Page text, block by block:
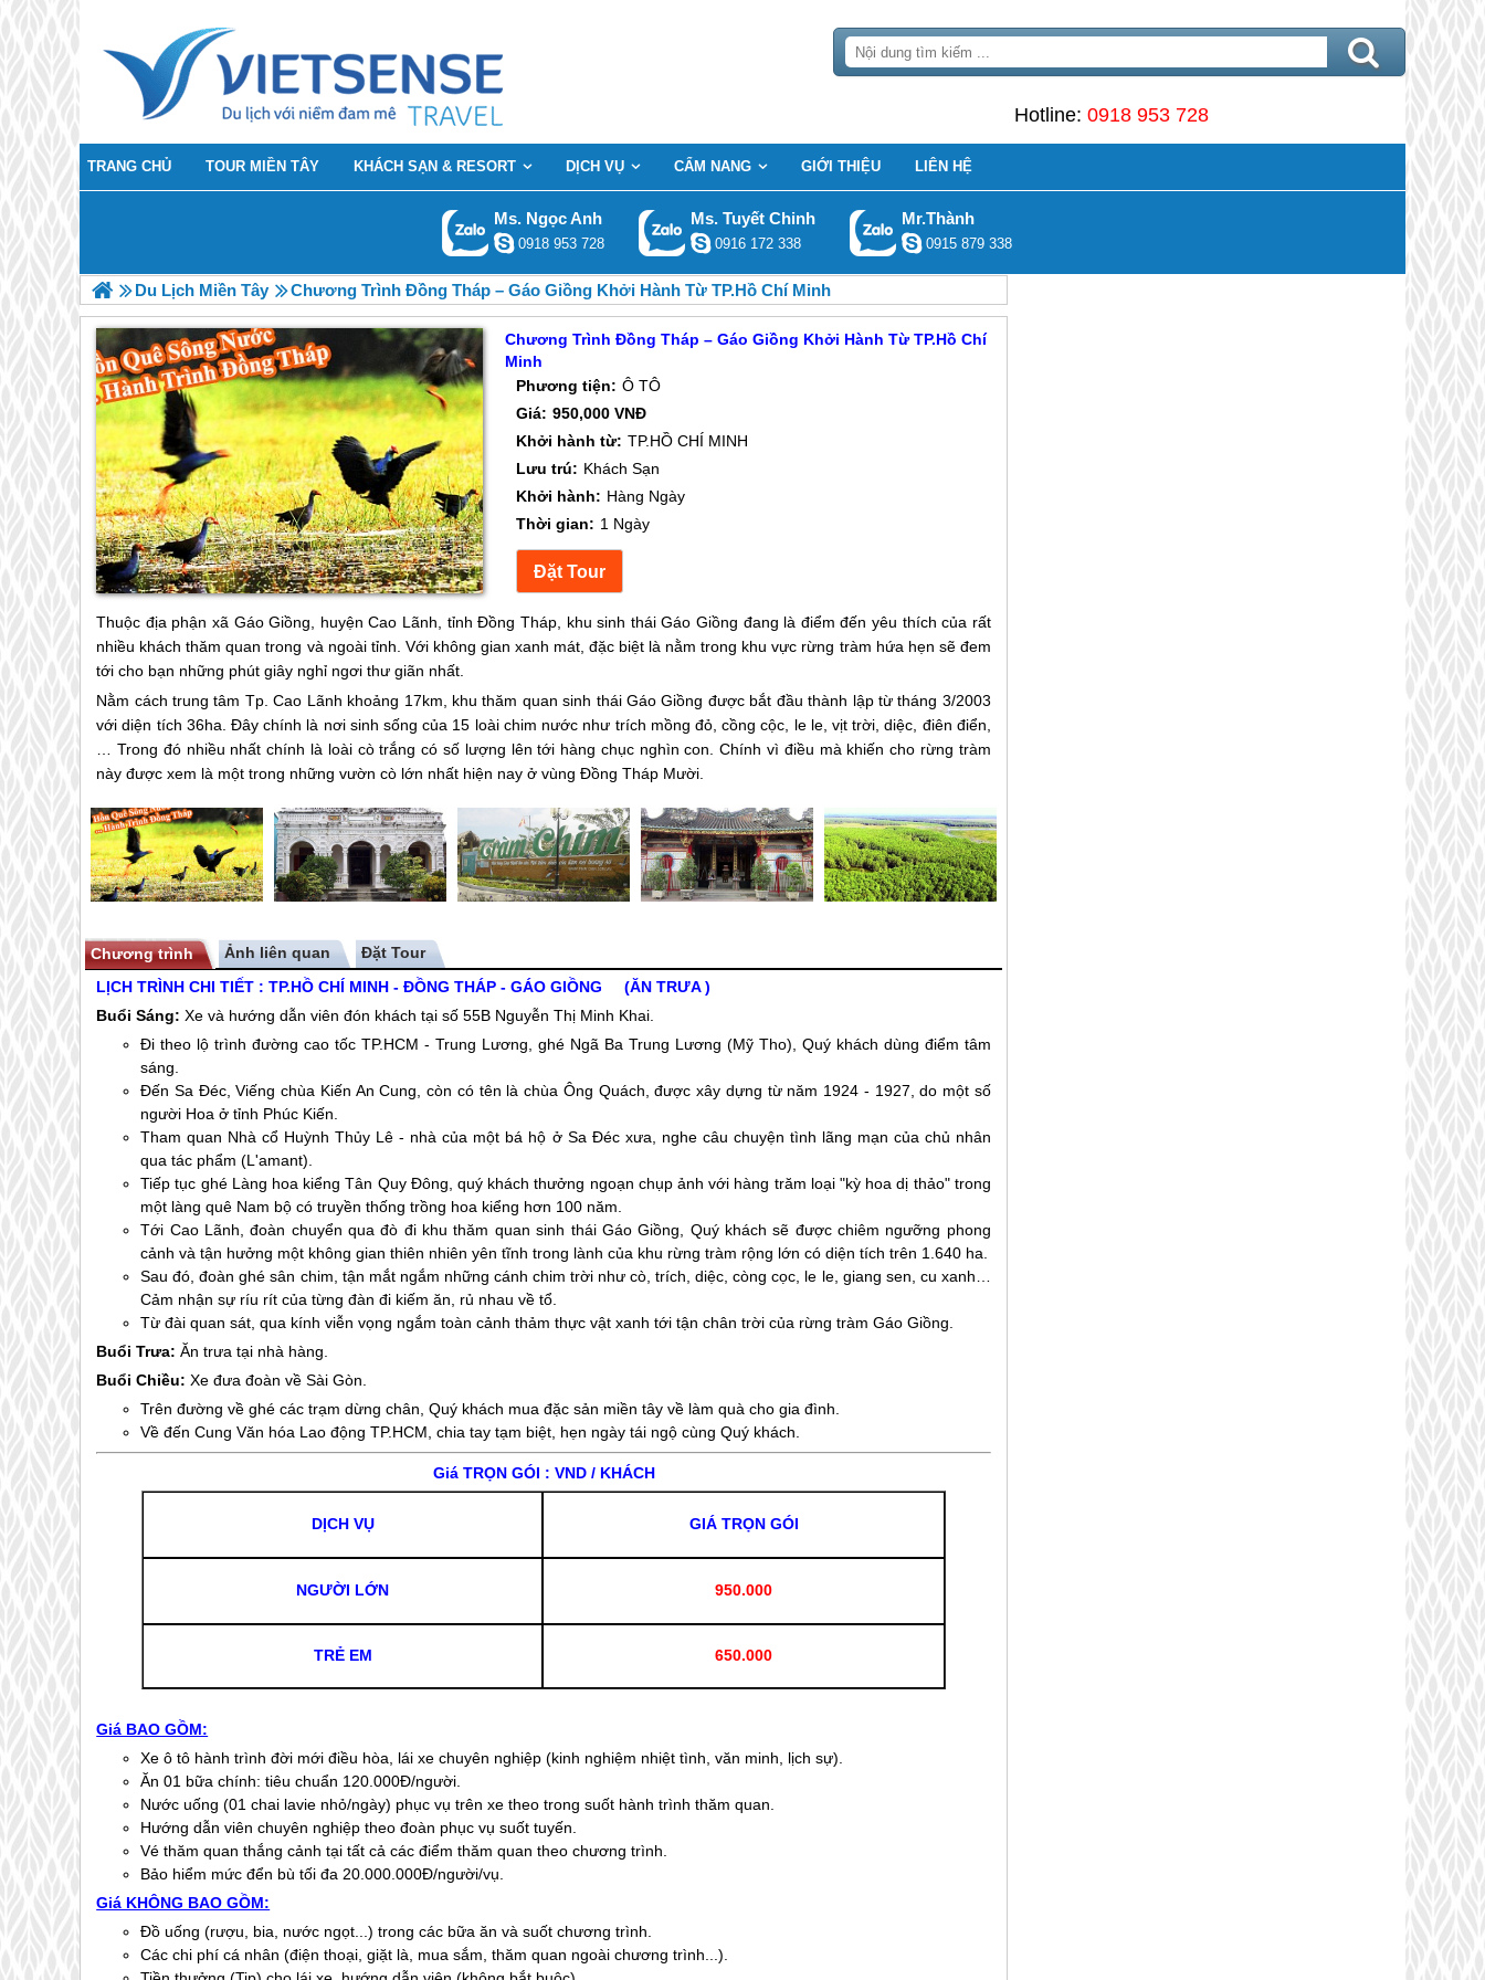
Hotline: 0918 953 728
TRANG CHỦ TOUR MIỀN TÂY KHÁCH SẠN & RESORT DỊCH VỤ CẨM NANG GIỚI THIỆU LIÊN HỆ
Ms. Ngọc Anh
0918 953 728
Ms. Tuyết Chinh
0916 172 338
Mr.Thành
0915 879 338
Du Lịch Miền Tây Chương Trình Đồng Tháp – Gáo Giồng Khởi Hành Từ TP.Hồ Chí Minh
Chương Trình Đồng Tháp – Gáo Giồng Khởi Hành Từ TP.Hồ Chí
Minh
Phương tiện: Ô TÔ
Giá: 950,000 VNĐ
Khởi hành từ: TP.HỒ CHÍ MINH
Lưu trú: Khách Sạn
Khởi hành: Hàng Ngày
Thời gian: 1 Ngày
Thuộc địa phận xã Gáo Giồng, huyện Cao Lãnh, tỉnh Đồng Tháp, khu sinh thái Gáo Giồng đang là điểm đến yêu thích của rất
nhiều khách thăm quan trong và ngoài tỉnh. Với không gian xanh mát, đặc biệt là nằm trong khu vực rừng tràm hứa hẹn sẽ đem
tới cho bạn những phút giây nghỉ ngơi thư giãn nhất.
Nằm cách trung tâm Tp. Cao Lãnh khoảng 17km, khu thăm quan sinh thái Gáo Giồng được bắt đầu thành lập từ tháng 3/2003
với diện tích 36ha. Đây chính là nơi sinh sống của 15 loài chim nước như trích mồng đỏ, cồng cộc, le le, vịt trời, diệc, điên điển,
… Trong đó nhiều nhất chính là loài cò trắng có số lượng lên tới hàng chục nghìn con. Chính vì điều mà khiến cho rừng tràm
này được xem là một trong những vườn cò lớn nhất hiện nay ở vùng Đồng Tháp Mười.
Chương trình
Ảnh liên quan
LỊCH TRÌNH CHI TIẾT : TP.HỒ CHÍ MINH - ĐỒNG THÁP - GÁO GIỒNG (ĂN TRƯA )
Buổi Sáng: Xe và hướng dẫn viên đón khách tại số 55B Nguyễn Thị Minh Khai.
Đi theo lộ trình đường cao tốc TP.HCM - Trung Lương, ghé Ngã Ba Trung Lương (Mỹ Tho), Quý khách dùng điểm tâm
sáng.
Đến Sa Đéc, Viếng chùa Kiến An Cung, còn có tên là chùa Ông Quách, được xây dựng từ năm 1924 - 1927, do một số
người Hoa ở tỉnh Phúc Kiến.
Tham quan Nhà cổ Huỳnh Thủy Lê - nhà của một bá hộ ở Sa Đéc xưa, nghe câu chuyện tình lãng mạn của chủ nhân
qua tác phẩm (L'amant).
Tiếp tục ghé Làng hoa kiểng Tân Quy Đông, quý khách thưởng ngoạn chụp ảnh với hàng trăm loại "kỳ hoa dị thảo" trong
một làng quê Nam bộ có truyền thống trồng hoa kiểng hơn 100 năm.
Tới Cao Lãnh, đoàn chuyển qua đò đi khu thăm quan sinh thái Gáo Giồng, Quý khách sẽ được chiêm ngưỡng phong
cảnh và tận hưởng một không gian thiên nhiên yên tĩnh trong lành của khu rừng tràm rộng lớn có diện tích trên 1.640 ha.
Sau đó, đoàn ghé sân chim, tận mắt ngắm những cánh chim trời như cò, trích, diệc, còng cọc, le le, giang sen, cu xanh…
Cảm nhận sự ríu rít của từng đàn đi kiếm ăn, rủ nhau về tổ.
Từ đài quan sát, qua kính viễn vọng ngắm toàn cảnh thảm thực vật xanh tới tận chân trời của rừng tràm Gáo Giồng.
Buổi Trưa: Ăn trưa tại nhà hàng.
Buổi Chiều: Xe đưa đoàn về Sài Gòn.
Trên đường về ghé các trạm dừng chân, Quý khách mua đặc sản miền tây về làm quà cho gia đình.
Về đến Cung Văn hóa Lao động TP.HCM, chia tay tạm biệt, hẹn ngày tái ngộ cùng Quý khách.
Giá TRỌN GÓI : VND / KHÁCH
DỊCH VỤ GIÁ TRỌN GÓI
NGƯỜI LỚN 950.000
TRẺ EM 650.000
Giá BAO GỒM:
Xe ô tô hành trình đời mới điều hòa, lái xe chuyên nghiệp (kinh nghiệm nhiệt tình, văn minh, lịch sự).
Ăn 01 bữa chính: tiêu chuẩn 120.000Đ/người.
Nước uống (01 chai lavie nhỏ/ngày) phục vụ trên xe theo trong suốt hành trình thăm quan.
Hướng dẫn viên chuyên nghiệp theo đoàn phục vụ suốt tuyến.
Vé thăm quan thắng cảnh tại tất cả các điểm thăm quan theo chương trình.
Bảo hiểm mức đển bù tối đa 20.000.000Đ/người/vụ.
Giá KHÔNG BAO GỒM:
Đồ uống (rượu, bia, nước ngọt...) trong các bữa ăn và suốt chương trình.
Các chi phí cá nhân (điện thoại, giặt là, mua sắm, thăm quan ngoài chương trình...).